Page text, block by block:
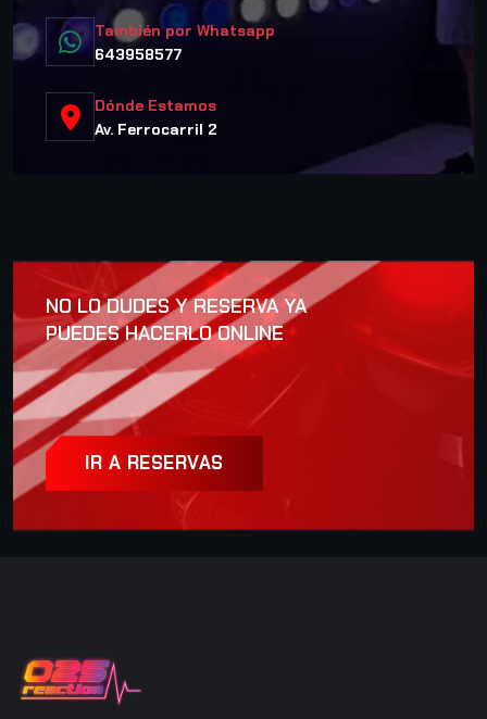
También por Whatsapp
643958577
Dónde Estamos
Av. Ferrocarril 2
NO LO DUDES Y RESERVA YA
PUEDES HACERLO ONLINE
IR A RESERVAS